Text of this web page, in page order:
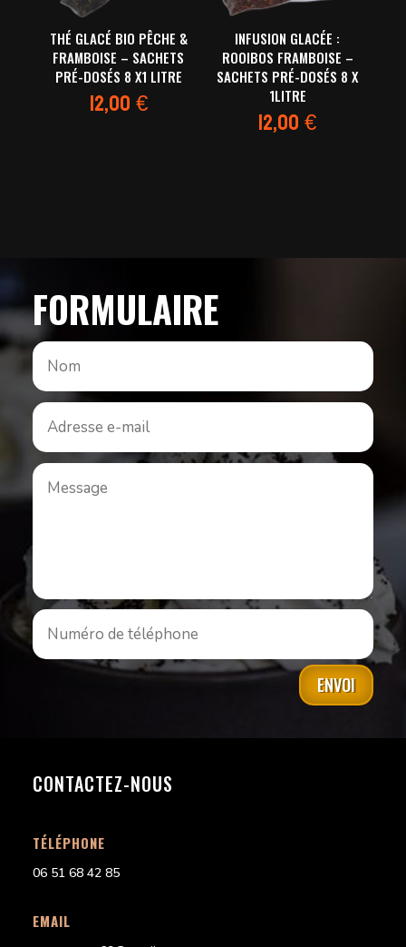
THÉ GLACÉ BIO PÊCHE &
FRAMBOISE – SACHETS
PRÉ-DOSÉS 8 X1 LITRE
12,00€
INFUSION GLACÉE :
ROOIBOS FRAMBOISE –
SACHETS PRÉ-DOSÉS 8 X
1LITRE
12,00€
FORMULAIRE
ENVOI
CONTACTEZ-NOUS
TÉLÉPHONE
06 51 68 42 85
EMAIL